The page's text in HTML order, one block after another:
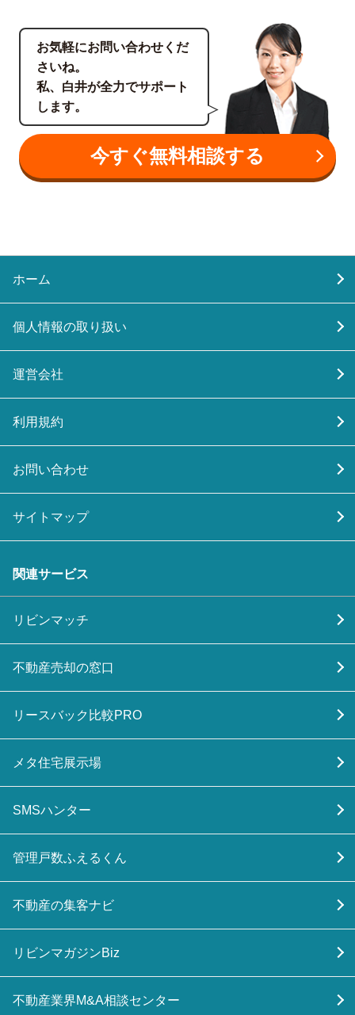
お気軽にお問い合わせくだ
さいね。
私、白井が全力でサポート
します。
今すぐ無料相談する
ホーム
個人情報の取り扱い
運営会社
利用規約
お問い合わせ
サイトマップ
関連サービス
リビンマッチ
不動産売却の窓口
リースバック比較PRO
メタ住宅展示場
SMSハンター
管理戸数ふえるくん
不動産の集客ナビ
リビンマガジンBiz
不動産業界M&A相談センター